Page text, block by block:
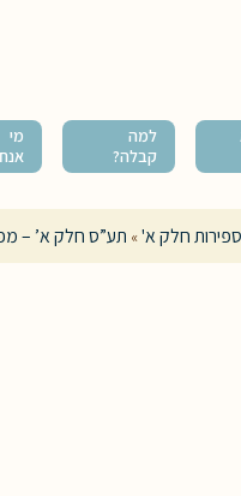
למה
קבלה?
מי
חלק א'» תע”ס חלק א’ –